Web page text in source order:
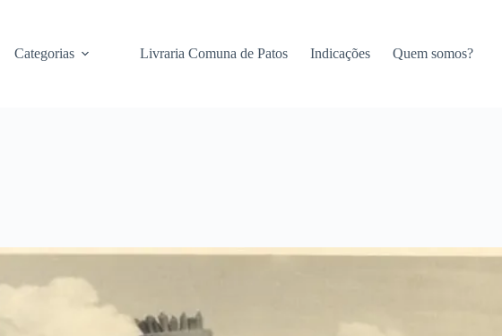
Categorias Livraria Comuna de Patos Indicações Quem somos?